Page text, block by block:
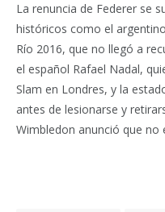
La renuncia de Federer se
históricos como el
Río 2016, que no llegó a
el español Rafael Nadal,
Slam en Londres, y la
antes de lesionarse y
Wimbledon anunció que no